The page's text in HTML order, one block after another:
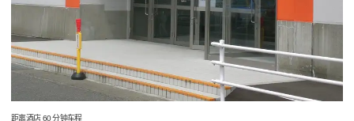
距离酒店 60 分钟车程